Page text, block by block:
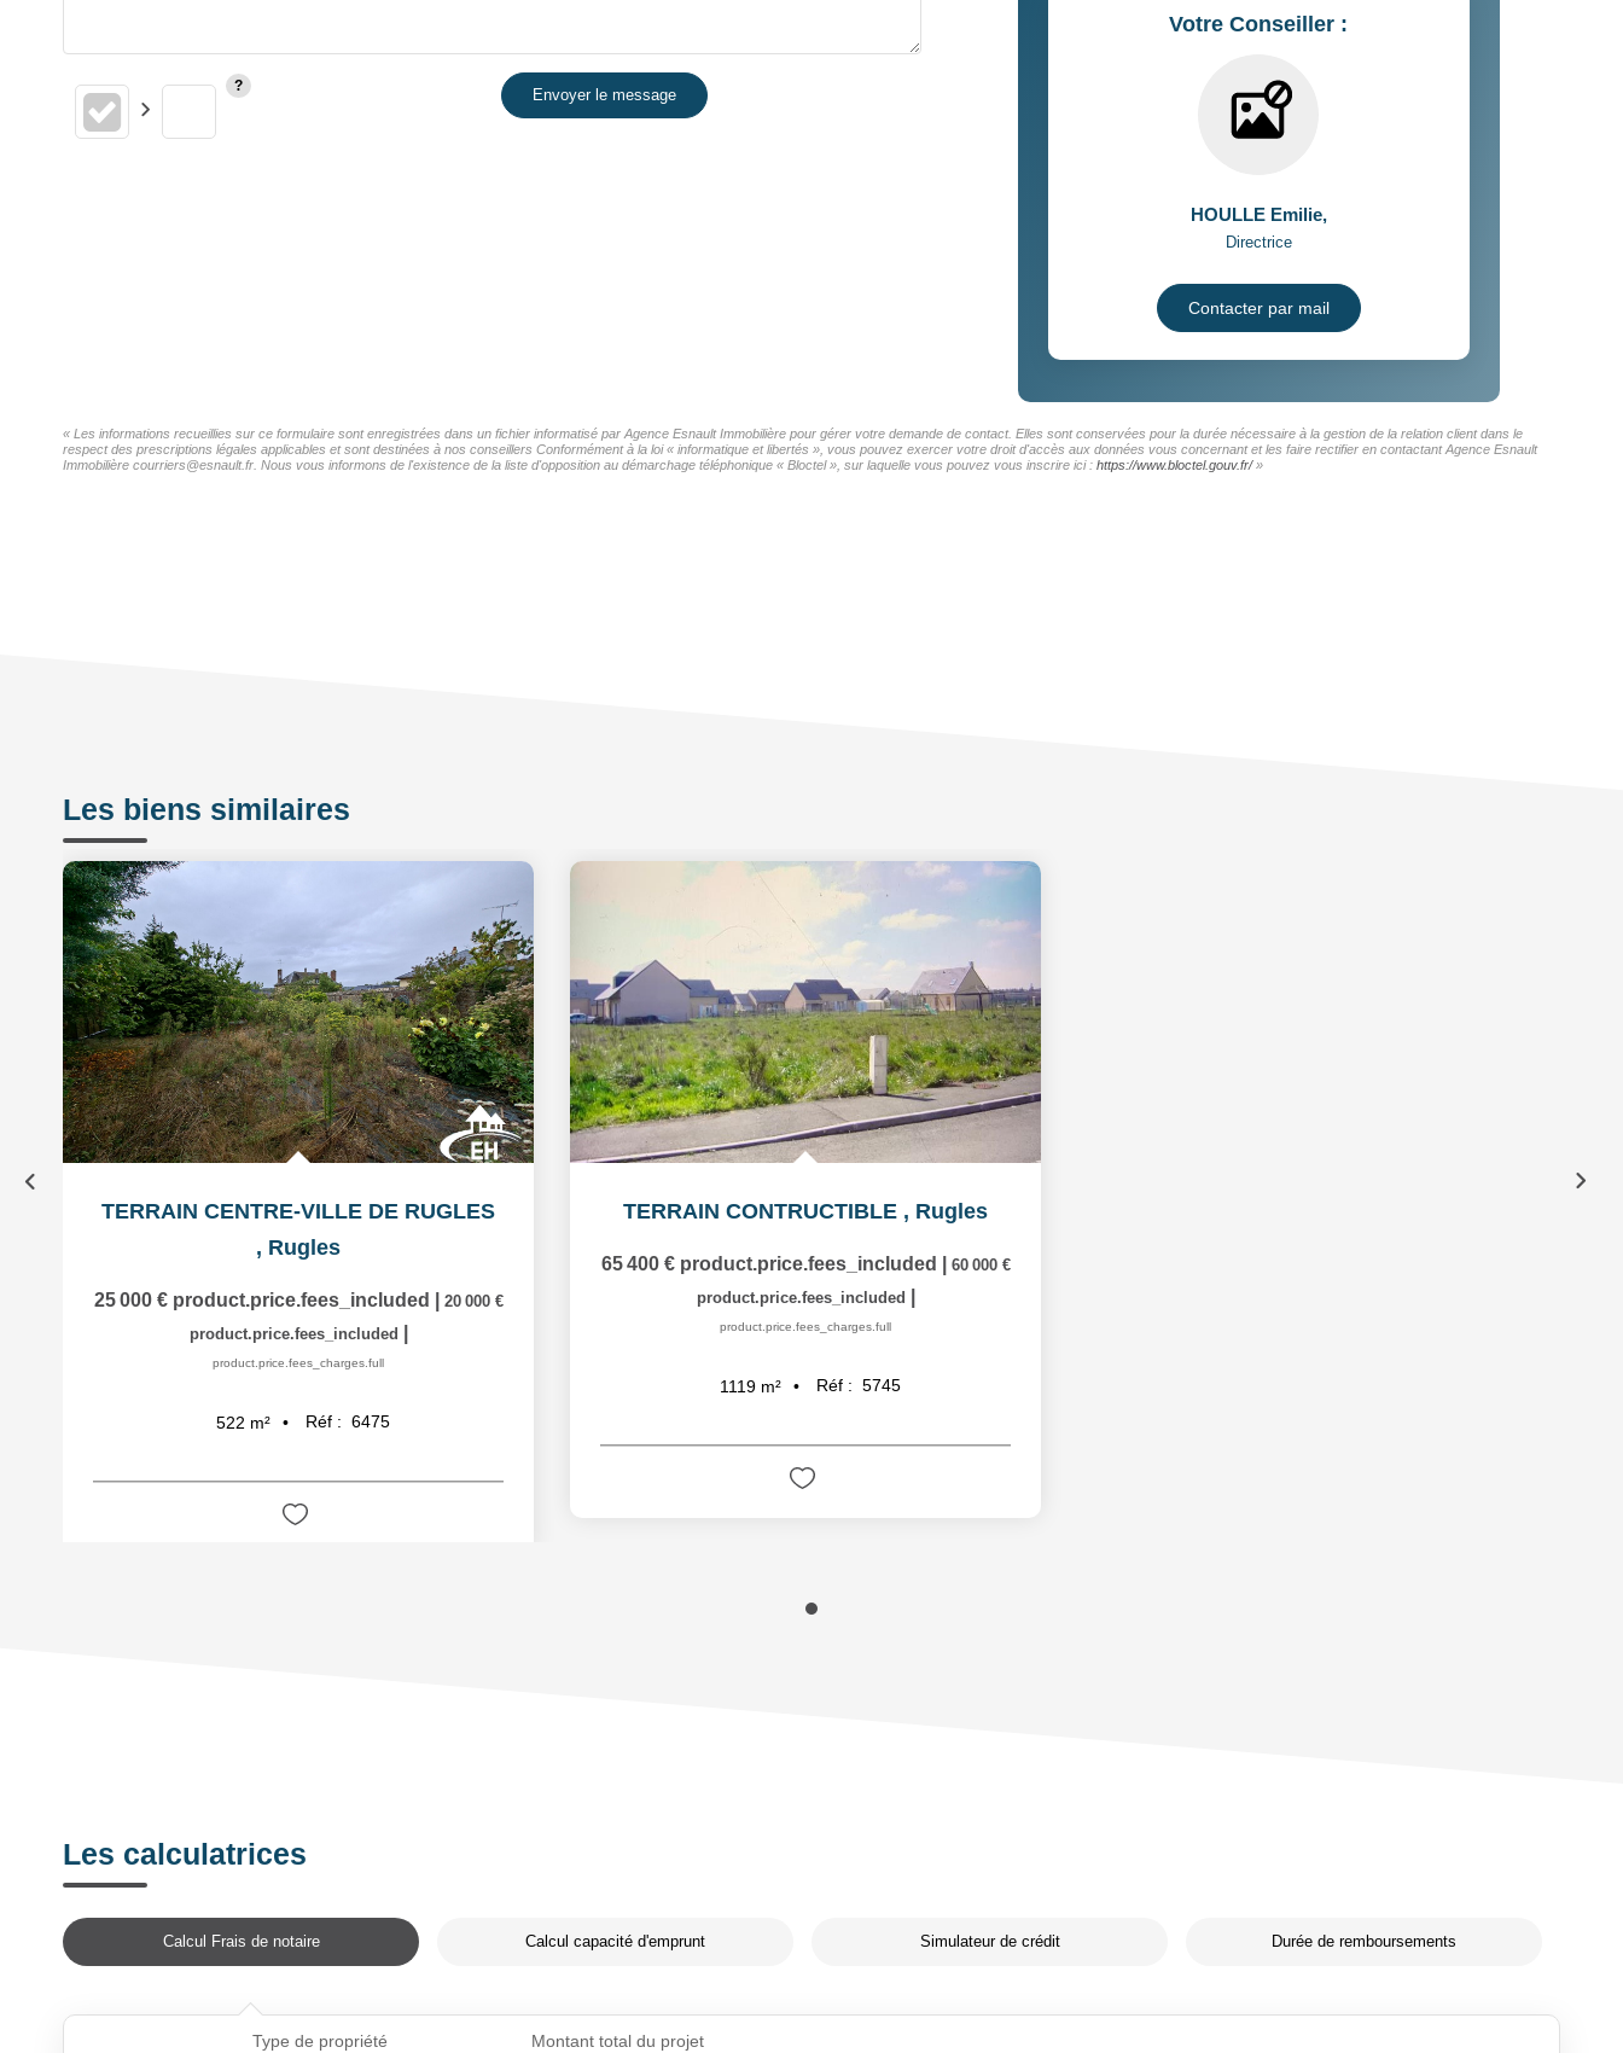
Envoyer le message
Votre Conseiller :
HOULLE Emilie,
Directrice
Contacter par mail
« Les informations recueillies sur ce formulaire sont enregistrées dans un fichier informatisé par Agence Esnault Immobilière pour gérer votre demande de contact. Elles sont conservées pour la durée nécessaire à la gestion de la relation client dans le
respect des prescriptions légales applicables et sont destinées à nos conseillers Conformément à la loi « informatique et libertés », vous pouvez exercer votre droit d'accès aux données vous concernant et les faire rectifier en contactant Agence Esnault
Immobilière courriers@esnault.fr. Nous vous informons de l'existence de la liste d'opposition au démarchage téléphonique « Bloctel », sur laquelle vous pouvez vous inscrire ici : https://www.bloctel.gouv.fr/»
Les biens similaires
TERRAIN CENTRE-VILLE DE RUGLES
, Rugles
25 000 € product.price.fees_included
20 000 €
product.price.fees_included
product.price.fees_charges.full
522 m² Réf : 6475
TERRAIN CONTRUCTIBLE , Rugles
65 400 € product.price.fees_included
60 000 €
product.price.fees_included
product.price.fees_charges.full
1119 m² Réf : 5745
Les calculatrices
Calcul Frais de notaire Calcul capacité d'emprunt Simulateur de crédit Durée de remboursements